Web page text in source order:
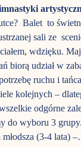
Balet  to
sali ze
wdzięku.
biorą udział w
ruchu i
kolejnych –
odgórne
do wyboru 3 grupy.
(3-4 lata)